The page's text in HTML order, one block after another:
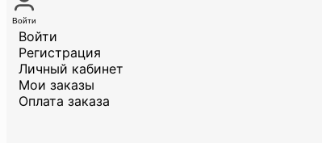
Войти
Войти
Регистрация
Личный кабинет
Мои заказы
Оплата заказа